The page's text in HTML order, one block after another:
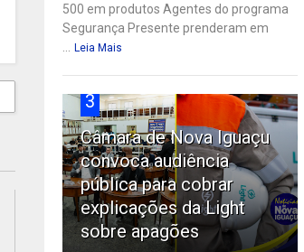
500 em produtos Agentes do programa
Segurança Presente prenderam em
Leia Mais
3
Câmara de Nova Iguaçu
convoca audiência
pública para cobrar
explicações da Light
sobre apagões